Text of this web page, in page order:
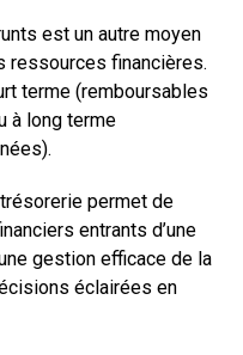
est un autre moyen
ressources financières.
terme (remboursables
à long terme
permet de
entrants d’une
gestion efficace de la
éclairées en